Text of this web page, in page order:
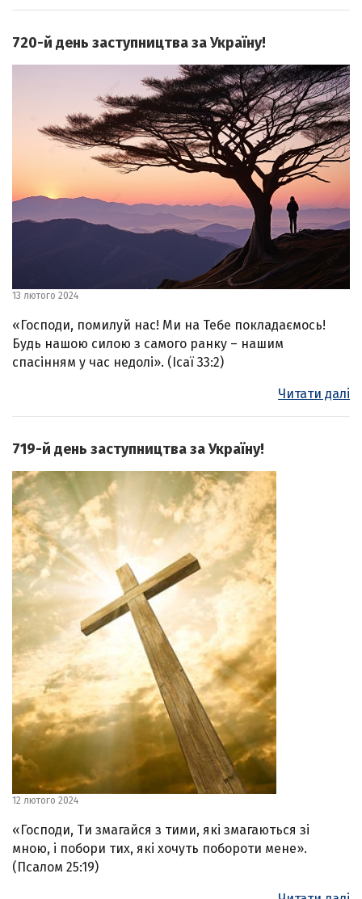
720-й день заступництва за Україну!
13 лютого 2024
«Господи, помилуй нас! Ми на Тебе покладаємось!
Будь нашою силою з самого ранку – нашим
спасінням у час недолі». (Ісаї 33:2)
Читати далі
719-й день заступництва за Україну!
12 лютого 2024
«Господи, Ти змагайся з тими, які змагаються зі
мною, і побори тих, які хочуть побороти мене».
(Псалом 25:19)